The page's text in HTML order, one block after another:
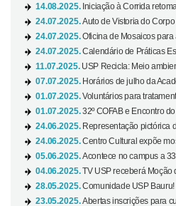
14.08.2025. Iniciação à Corrida
24.07.2025.Auto de Vistoria do
24.07.2025.Oficina de Mosaicos
24.07.2025.Calendário de Práticas
11.07.2025. USP Recicla: Meio
07.07.2025. Horários de julho da
01.07.2025.Voluntários para
01.07.2025.32º COFAB e Encontro
24.06.2025. Representação pictórica
24.06.2025.Centro Cultural expõe
05.06.2025.Acontece no campus a
04.06.2025.TV USP receberá Moção
28.05.2025.Comunidade USP Bauru!
23.05.2025.Abertas inscrições para